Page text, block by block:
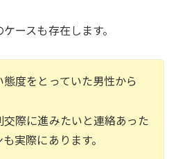
ースも存在します。
態度をとっていた男性から
交際に進みたいと連絡あった
実際にあります。